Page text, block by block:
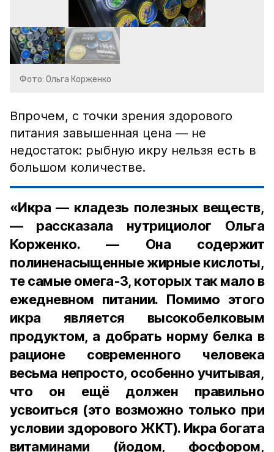
Фото: Ольга Корженко
Впрочем, с точки зрения здорового
питания завышенная цена — не
недостаток: рыбную икру нельзя есть в
большом количестве.
«Икра — кладезь полезных веществ,
— рассказала нутрициолог Ольга
Корженко. — Она содержит
полиненасыщенные жирные кислоты,
те самые омега-3, которых так мало в
ежедневном питании. Помимо этого
икра является высокобелковым
продуктом, а добрать норму белка в
рационе современного человека
весьма непросто, особенно учитывая,
что он ещё должен правильно
усвоиться (это возможно только при
условии здорового ЖКТ). Икра богата
витаминами (йодом, фосфором,